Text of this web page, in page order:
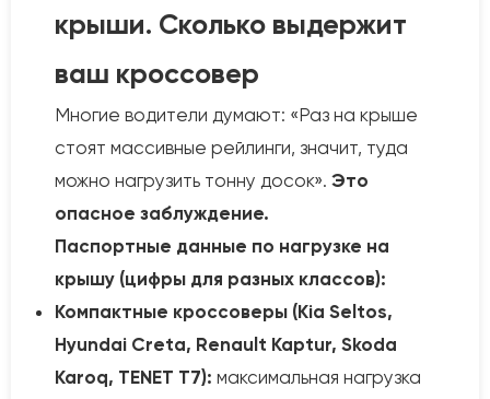
крыши. Сколько выдержит
ваш кроссовер
Многие водители думают: «Раз на крыше
стоят массивные рейлинги, значит, туда
можно нагрузить тонну досок». Это
опасное заблуждение.
Паспортные данные по нагрузке на
крышу (цифры для разных классов):
Компактные кроссоверы (Kia Seltos,
Hyundai Creta, Renault Kaptur, Skoda
Karoq, TENET T7): максимальная нагрузка